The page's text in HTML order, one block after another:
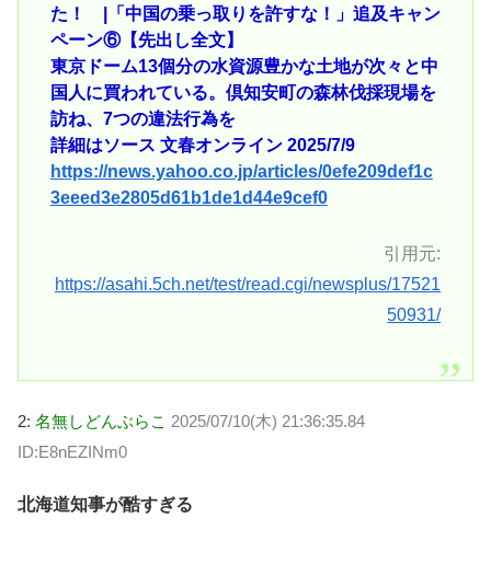
た！ |「中国の乗っ取りを許すな！」追及キャン
ペーン⑥【先出し全文】
東京ドーム13個分の水資源豊かな土地が次々と中
国人に買われている。倶知安町の森林伐採現場を
訪ね、7つの違法行為を
詳細はソース 文春オンライン 2025/7/9
https://news.yahoo.co.jp/articles/0efe209def1c
3eeed3e2805d61b1de1d44e9cef0
引用元:
https://asahi.5ch.net/test/read.cgi/newsplus/17521
50931/
2: 名無しどんぶらこ 2025/07/10(木) 21:36:35.84
ID:E8nEZINm0
北海道知事が酷すぎる